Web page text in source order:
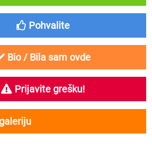
Pohvalite
Bio / Bila sam ovde
Prijavite grešku!